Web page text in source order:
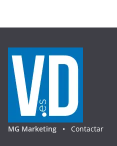
MG Marketing • Contactar